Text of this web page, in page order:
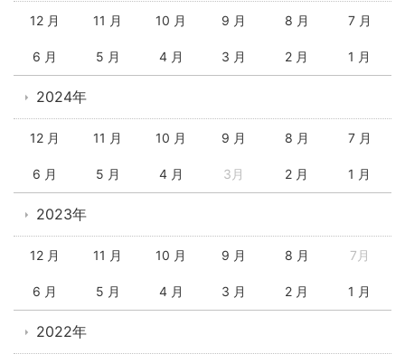
12 月 11 月 10 月 9 月 8 月 7 月
6 月 5 月 4 月 3 月 2 月 1 月
2024年
12 月 11 月 10 月 9 月 8 月 7 月
6 月 5 月 4 月 3月 2 月 1 月
2023年
12 月 11 月 10 月 9 月 8 月 7月
6 月 5 月 4 月 3 月 2 月 1 月
2022年